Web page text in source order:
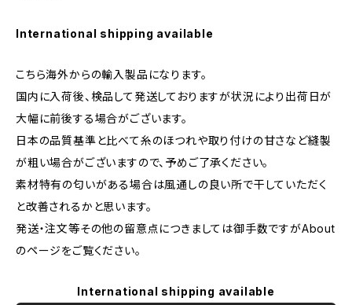
International shipping available
こちら海外からの輸入製品になります。
国内に入荷後、検品して発送しておりますが状況により出荷日が
大幅に前後する場合がございます。
日本の品質基準と比べて糸のほつれや取り付けの甘さなど縫製
が粗い場合がございますので、予めご了承ください。
素材特有の匂いがある場合は風通しの良い所で干していただく
と改善されるかと思います。
発送・注文等その他の留意点につきましては御手数ですがAbout
のページをご覧ください。
International shipping available